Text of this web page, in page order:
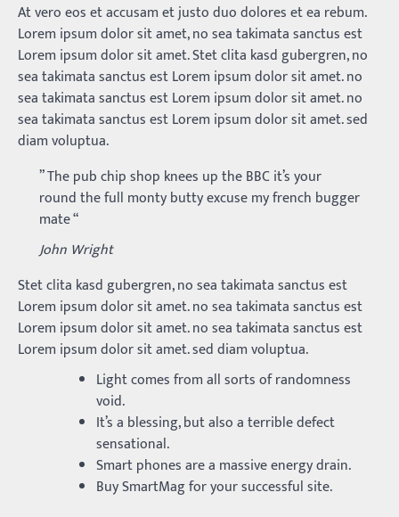
At vero eos et accusam et justo duo dolores et ea rebum.
Lorem ipsum dolor sit amet, no sea takimata sanctus est
Lorem ipsum dolor sit amet. Stet clita kasd gubergren, no
sea takimata sanctus est Lorem ipsum dolor sit amet. no
sea takimata sanctus est Lorem ipsum dolor sit amet. no
sea takimata sanctus est Lorem ipsum dolor sit amet. sed
diam voluptua.
” The pub chip shop knees up the BBC it’s your
round the full monty butty excuse my french bugger
mate “
John Wright
Stet clita kasd gubergren, no sea takimata sanctus est
Lorem ipsum dolor sit amet. no sea takimata sanctus est
Lorem ipsum dolor sit amet. no sea takimata sanctus est
Lorem ipsum dolor sit amet. sed diam voluptua.
Light comes from all sorts of randomness
void.
It’s a blessing, but also a terrible defect
sensational.
Smart phones are a massive energy drain.
Buy SmartMag for your successful site.